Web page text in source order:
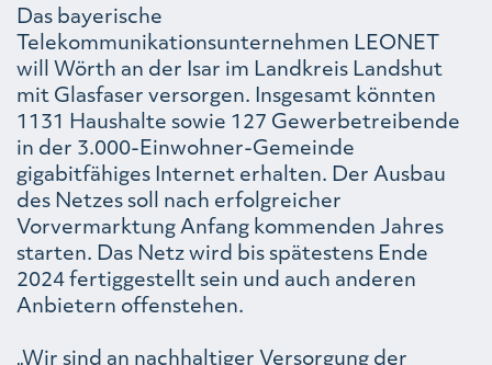
Das bayerische
Telekommunikationsunternehmen LEONET
will Wörth an der Isar im Landkreis Landshut
mit Glasfaser versorgen. Insgesamt könnten
1131 Haushalte sowie 127 Gewerbetreibende
in der 3.000-Einwohner-Gemeinde
gigabitfähiges Internet erhalten. Der Ausbau
des Netzes soll nach erfolgreicher
Vorvermarktung Anfang kommenden Jahres
starten. Das Netz wird bis spätestens Ende
2024 fertiggestellt sein und auch anderen
Anbietern offenstehen.
„Wir sind an nachhaltiger Versorgung der